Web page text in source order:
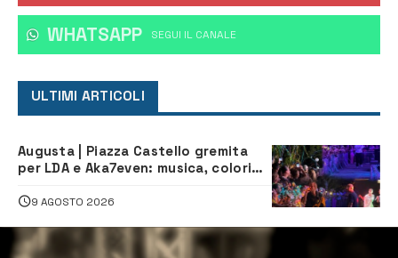
WHATSAPP ‎SEGUI IL CANALE
ULTIMI ARTICOLI
Augusta | Piazza Castello gremita
per LDA e Aka7even: musica, colori
9 AGOSTO 2026